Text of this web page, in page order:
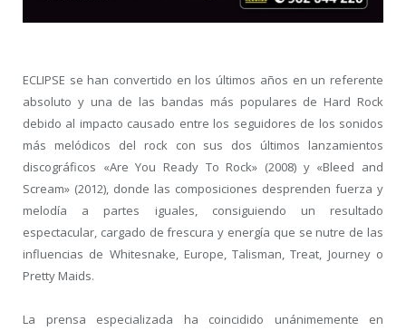
ECLIPSE se han convertido en los últimos años en un referente
absoluto y una de las bandas más populares de Hard Rock
debido al impacto causado entre los seguidores de los sonidos
más melódicos del rock con sus dos últimos lanzamientos
discográficos «Are You Ready To Rock» (2008) y «Bleed and
Scream» (2012), donde las composiciones desprenden fuerza y
melodía a partes iguales, consiguiendo un resultado
espectacular, cargado de frescura y energía que se nutre de las
influencias de Whitesnake, Europe, Talisman, Treat, Journey o
Pretty Maids.
La prensa especializada ha coincidido unánimemente en